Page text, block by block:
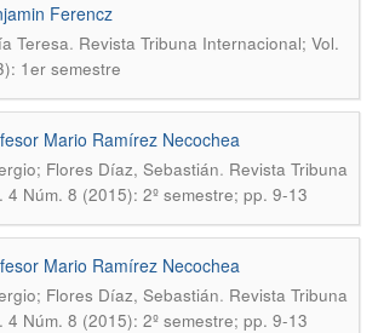
Ferencz
Teresa. Revista Tribuna Internacional; Vol.
1er semestre
Mario Ramírez Necochea
Flores Díaz, Sebastián. Revista Tribuna
4 Núm. 8 (2015): 2º semestre; pp. 9-13
Mario Ramírez Necochea
Flores Díaz, Sebastián. Revista Tribuna
4 Núm. 8 (2015): 2º semestre; pp. 9-13